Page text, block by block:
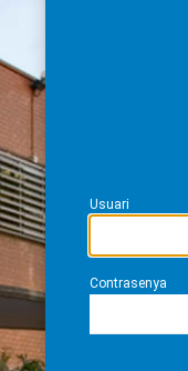
Usuari
Contrasenya